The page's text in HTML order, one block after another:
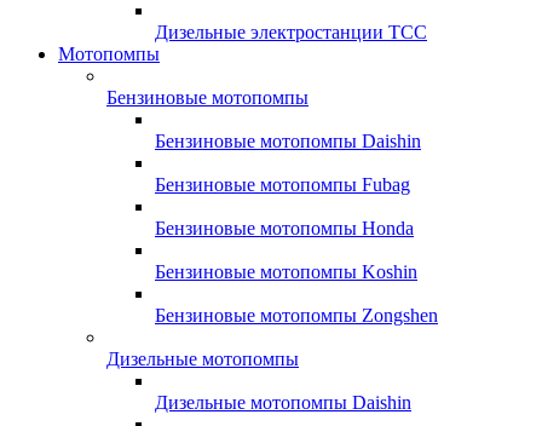
Дизельные электростанции ТСС
Мотопомпы
Бензиновые мотопомпы
Бензиновые мотопомпы Daishin
Бензиновые мотопомпы Fubag
Бензиновые мотопомпы Honda
Бензиновые мотопомпы Koshin
Бензиновые мотопомпы Zongshen
Дизельные мотопомпы
Дизельные мотопомпы Daishin